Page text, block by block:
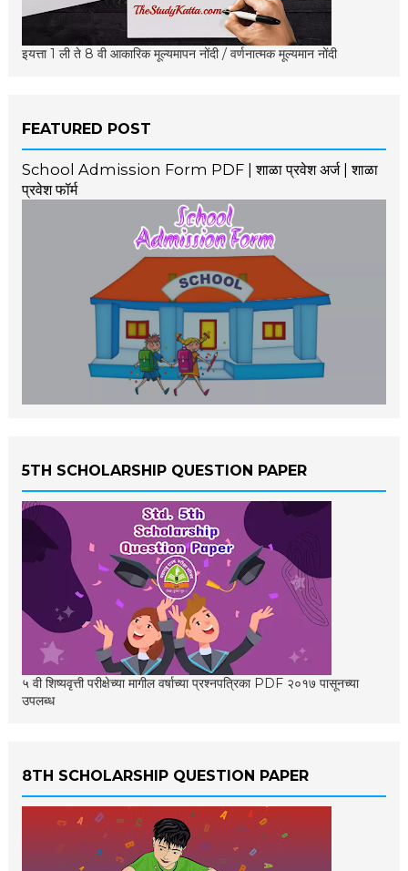
इयत्ता 1 ली ते 8 वी आकारिक मूल्यमापन नोंदी / वर्णनात्मक मूल्यमान नोंदी
FEATURED POST
School Admission Form PDF | शाळा प्रवेश अर्ज | शाळा
प्रवेश फॉर्म
5TH SCHOLARSHIP QUESTION PAPER
५ वी शिष्यवृत्ती परीक्षेच्या मागील वर्षाच्या प्रश्नपत्रिका PDF २०१७ पासूनच्या
उपलब्ध
8TH SCHOLARSHIP QUESTION PAPER